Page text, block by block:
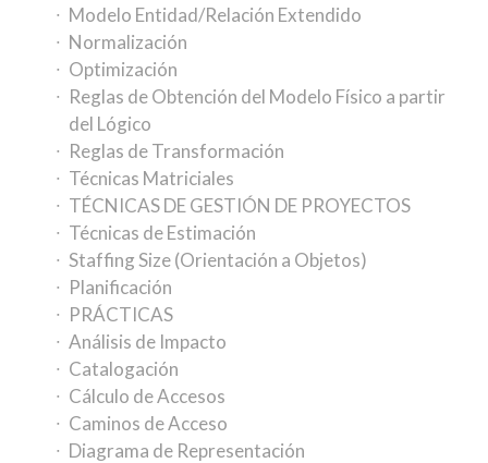
Modelo Entidad/Relación Extendido
Normalización
Optimización
Reglas de Obtención del Modelo Físico a partir
del Lógico
Reglas de Transformación
Técnicas Matriciales
TÉCNICAS DE GESTIÓN DE PROYECTOS
Técnicas de Estimación
Staffing Size (Orientación a Objetos)
Planificación
PRÁCTICAS
Análisis de Impacto
Catalogación
Cálculo de Accesos
Caminos de Acceso
Diagrama de Representación